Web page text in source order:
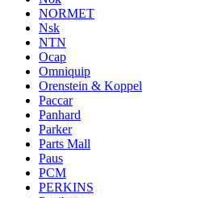
NORMET
Nsk
NTN
Ocap
Omniquip
Orenstein & Koppel
Paccar
Panhard
Parker
Parts Mall
Paus
PCM
PERKINS